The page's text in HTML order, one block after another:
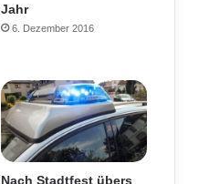
Jahr
6. Dezember 2016
Nach Stadtfest übers